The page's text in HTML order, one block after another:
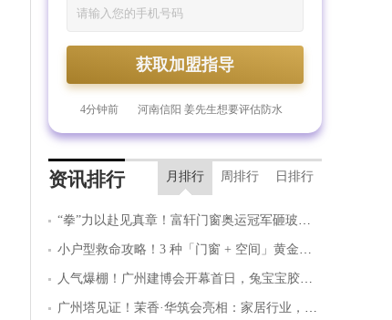
获取加盟指导
59分钟前
河南郑州 倪先生想要获取管材
的加盟指导
1分钟前
浙江杭州 郎先生想要获取美涂
士漆的加盟资料山东青岛 李先生想要获取防水
材料行业的加盟指导
4分钟前
河南信阳 姜先生想要评估防水
材料的加盟预算
7分钟前
山东菏泽 庄女士想要获取门窗
行业的加盟资料
10分钟前
河北邯郸 蔡女士想要获取德技
锁行业的加盟预算
20分钟前
广东深圳 许先生想要获取地板
西藏日喀则 张先生想要获取门
窗行业的加盟指导
31分钟前
陕西西安 魏先生想要获取大王
椰板材的加盟资料
33分钟前
浙江绍兴 华先生想要获取轻质
家居的加盟预算
42分钟前
安徽合肥 雷先生想要获取建材
行业的加盟指导
46分钟前
浙江宁波 王女士想要获取千年
资讯排行 月排行 周排行 日排行
“拳”力以赴见真章！富轩门窗奥运冠军砸玻璃铁拳挑战赛暨新型玻璃发布会广州建博会火爆出圈！
小户型救命攻略！3 种「门窗 + 空间」黄金搭配
人气爆棚！广州建博会开幕首日，兔宝宝胶粘剂凭环保硬实力强势出圈
广州塔见证！茉香·华筑会亮相：家居行业，为什么被一家板材企业引领CMF与全案落地？